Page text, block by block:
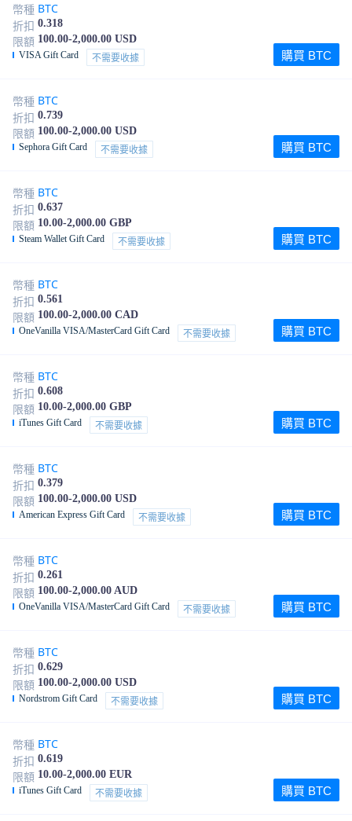
幣種 BTC
折扣 0.318
限額 100.00-2,000.00 USD
VISA Gift Card 不需要收據 購買 BTC
幣種 BTC
折扣 0.739
限額 100.00-2,000.00 USD
Sephora Gift Card 不需要收據 購買 BTC
幣種 BTC
折扣 0.637
限額 10.00-2,000.00 GBP
Steam Wallet Gift Card 不需要收據 購買 BTC
幣種 BTC
折扣 0.561
限額 100.00-2,000.00 CAD
OneVanilla VISA/MasterCard Gift Card 不需要收據 購買 BTC
幣種 BTC
折扣 0.608
限額 10.00-2,000.00 GBP
iTunes Gift Card 不需要收據 購買 BTC
幣種 BTC
折扣 0.379
限額 100.00-2,000.00 USD
American Express Gift Card 不需要收據 購買 BTC
幣種 BTC
折扣 0.261
限額 100.00-2,000.00 AUD
OneVanilla VISA/MasterCard Gift Card 不需要收據 購買 BTC
幣種 BTC
折扣 0.629
限額 100.00-2,000.00 USD
Nordstrom Gift Card 不需要收據 購買 BTC
幣種 BTC
折扣 0.619
限額 10.00-2,000.00 EUR
iTunes Gift Card 不需要收據 購買 BTC